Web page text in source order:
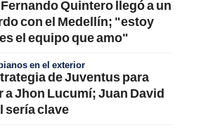
Quintero llegó a un
con el Medellín; "estoy
el equipo que amo"
en el exterior
de Juventus para
a Jhon Lucumí; Juan David
sería clave